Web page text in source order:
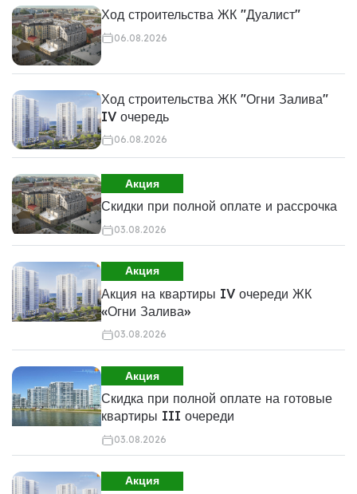
Ход строительства ЖК "Дуалист"
06.08.2026
Ход строительства ЖК "Огни Залива"
IV очередь
06.08.2026
Акция
Скидки при полной оплате и рассрочка
03.08.2026
Акция
Акция на квартиры IV очереди ЖК
«Огни Залива»
03.08.2026
Акция
Скидка при полной оплате на готовые
квартиры III очереди
03.08.2026
Акция